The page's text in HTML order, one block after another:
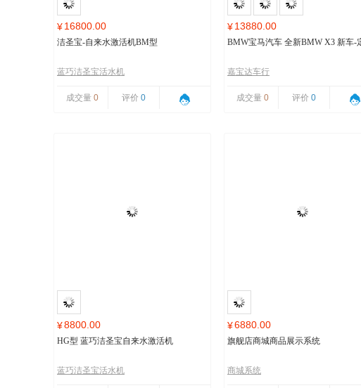
¥16800.00
洁圣宝-自来水激活机BM型
蓝巧洁圣宝活水机
成交量 0 评价 0
¥13880.00
BMW宝马汽车 全新BMW X3 新车-
嘉宝达车行
成交量 0 评价 0
¥8800.00
HG型 蓝巧洁圣宝自来水激活机
蓝巧洁圣宝活水机
¥6880.00
旗舰店商城商品展示系统
商城系统